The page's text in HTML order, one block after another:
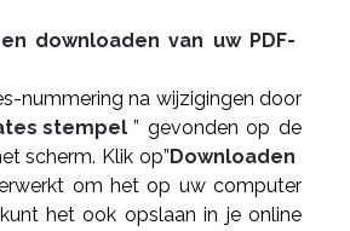
downloaden van uw PDF-
nummering na wijzigingen door
stempel ” gevonden op de
scherm. Klik op”Downloaden
om het op uw computer
het ook opslaan in je online